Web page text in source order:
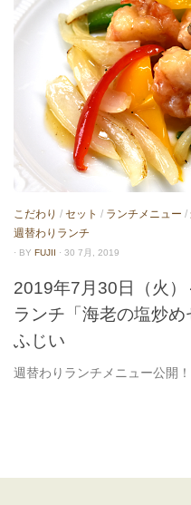
こだわり / セット / ランチメニュー /
週替わりランチ
· BY FUJII · 30 7月, 2019
2019年7月30日（火
ランチ「海老の塩炒
ふじい
週替わりランチメニュー公開